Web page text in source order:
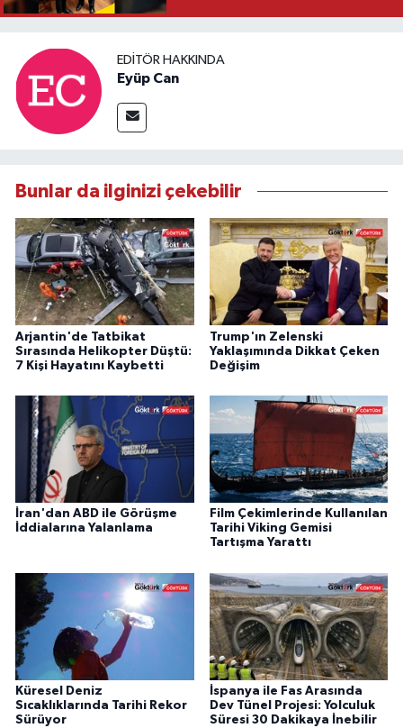
EDITÖR HAKKINDA
Eyüp Can
Bunlar da ilginizi çekebilir
Arjantin'de Tatbikat
Sırasında Helikopter Düştü:
7 Kişi Hayatını Kaybetti
Trump'ın Zelenski
Yaklaşımında Dikkat Çeken
Değişim
İran'dan ABD ile Görüşme
İddialarına Yalanlama
Film Çekimlerinde Kullanılan
Tarihi Viking Gemisi
Tartışma Yarattı
Küresel Deniz
Sıcaklıklarında Tarihi Rekor
Sürüyor
İspanya ile Fas Arasında
Dev Tünel Projesi: Yolculuk
Süresi 30 Dakikaya İnebilir